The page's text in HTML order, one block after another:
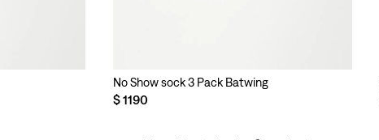
No Show sock 3 Pack Batwing
$1190